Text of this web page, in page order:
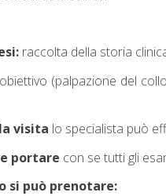
raccolta della storia
(palpazione del
visita lo specialista può
portare con se tutti gli
si può prenotare: